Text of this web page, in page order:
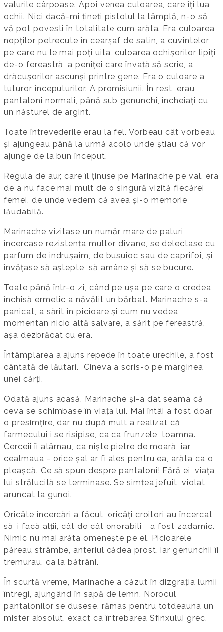
valurile cârpoase. Apoi venea culoarea, care îți lua
ochii. Nici dacă-mi țineți pistolul la tâmplă, n-o să
vă pot povesti în totalitate cum arăta. Era culoarea
nopților petrecute în cearșaf de satin, a cuvintelor
pe care nu le mai poți uita, culoarea ochișorilor lipiți
de-o fereastră, a peniței care învață să scrie, a
drăcușorilor ascunși printre gene. Era o culoare a
tuturor începuturilor. A promisiunii. În rest, erau
pantaloni normali, până sub genunchi, încheiați cu
un năsturel de argint.
Toate întrevederile erau la fel. Vorbeau cât vorbeau
și ajungeau până la urmă acolo unde știau că vor
ajunge de la bun început.
Regula de aur, care îl ținuse pe Marinache pe val, era
de a nu face mai mult de o singură vizită fiecărei
femei, de unde vedem că avea și-o memorie
lăudabilă.
Marinache vizitase un număr mare de paturi,
încercase rezistența multor divane, se delectase cu
parfum de indrușaim, de busuioc sau de caprifoi, și
învățase să aștepte, să amâne și să se bucure.
Toate până într-o zi, când pe ușa pe care o credea
închisă ermetic a năvălit un bărbat. Marinache s-a
panicat, a sărit în picioare și cum nu vedea
momentan nicio altă salvare, a sărit pe fereastră,
așa dezbrăcat cu era.
Întâmplarea a ajuns repede în toate urechile, a fost
cântată de lăutari. Cineva a scris-o pe marginea
unei cărți.
Odată ajuns acasă, Marinache și-a dat seama că
ceva se schimbase în viața lui. Mai întâi a fost doar
o presimțire, dar nu după mult a realizat că
farmecului i se risipise, ca ca frunzele, toamna.
Cerceii îi atârnau, ca niște pietre de moară, iar
cealmaua - orice șal ar fi ales pentru ea, arăta ca o
pleașcă. Ce să spun despre pantaloni! Fără ei, viața
lui strălucită se terminase. Se simțea jefuit, violat,
aruncat la gunoi.
Oricâte încercări a făcut, oricâți croitori au încercat
să-i facă alții, cât de cât onorabili - a fost zadarnic.
Nimic nu mai arăta omenește pe el. Picioarele
păreau strâmbe, anteriul cădea prost, iar genunchii îi
tremurau, ca la bătrâni.
În scurtă vreme, Marinache a căzut în dizgrația lumii
întregi, ajungând în sapă de lemn. Norocul
pantalonilor se dusese, rămas pentru totdeauna un
mister absolut, exact ca întrebarea Sfinxului grec.